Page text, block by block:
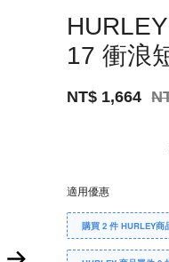
17 衝浪
NT$ 1,664
適用優惠
購買 2 件 HURLEY商